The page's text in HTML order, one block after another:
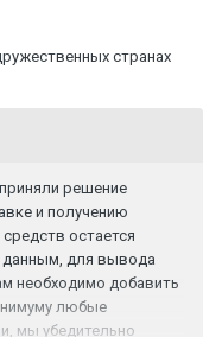
странах
решение
и получению
остается
данным, для вывода
необходимо добавить
любые
мы убедительно